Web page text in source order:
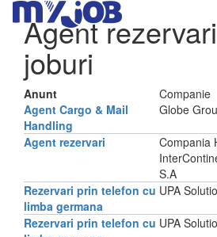
Agent rezervari
joburi
Anunt Companie
Agent Cargo & Mail
Handling
Globe
Agent rezervari
Compania
S.A
Rezervari prin telefon cu
limba germana
UPA
Rezervari prin telefon cu UPA